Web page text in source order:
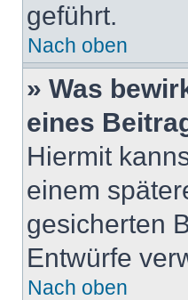
geführt.
Nach oben
» Was
eines
Hiermit
einem
gesicherten
Entwürfe
Nach oben